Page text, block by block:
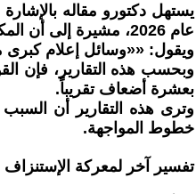
يستهل دكتورو مقاله
عام 2026، مشيرة إلى أن المكاسب الميدانية الروسية كانت محدودة مقارنة بالعام السابق.
ويقول: ««وسائل إعلام كبرى
بعشرة أضعاف تقريباً.
وترى هذه التقارير أن
خطوط المواجهة.
تفسير آخر لمعركة الإستنزاف